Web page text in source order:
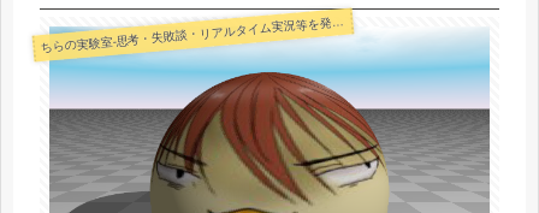
ちらの実験室-思考・失敗談・リアルタイム実況等を発信します-